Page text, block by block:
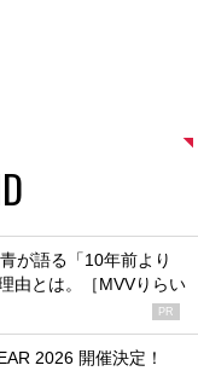
が語る「10年前より
由とは。［MVVりらい
PR
2026 開催決定！